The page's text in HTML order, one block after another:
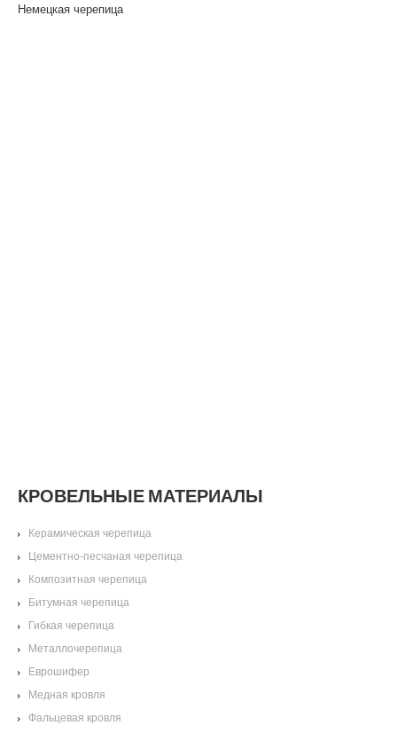
Немецкая черепица
КРОВЕЛЬНЫЕ МАТЕРИАЛЫ
Керамическая черепица
Цементно-песчаная черепица
Композитная черепица
Битумная черепица
Гибкая черепица
Металлочерепица
Еврошифер
Медная кровля
Фальцевая кровля